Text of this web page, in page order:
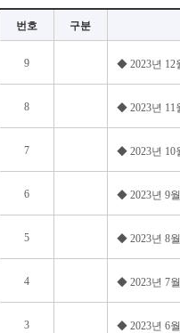
번호 구분
9 ◆ 2023년 12
8 ◆ 2023년 11
7 ◆ 2023년 10
6 ◆ 2023년 9
5 ◆ 2023년 8
4 ◆ 2023년 7
3 ◆ 2023년 6